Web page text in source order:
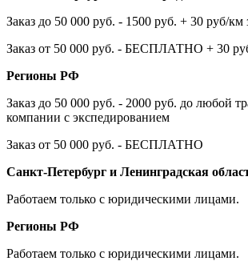
Заказ до 50 000 руб. - 1500 руб. + 30 руб/
Заказ от 50 000 руб. - БЕСПЛАТНО + 30
Регионы РФ
Заказ до 50 000 руб. - 2000 руб. до любой
компании с экспедированием
Заказ от 50 000 руб. - БЕСПЛАТНО
Санкт-Петербург и Ленинградская
Работаем только с юридическими лицами.
Регионы РФ
Работаем только с юридическими лицами.